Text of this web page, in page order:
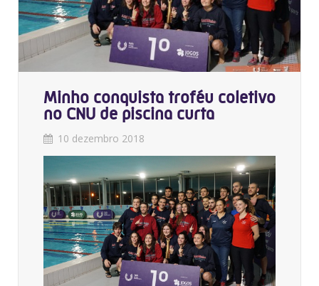
Minho conquista troféu coletivo
no CNU de piscina curta
10 dezembro 2018